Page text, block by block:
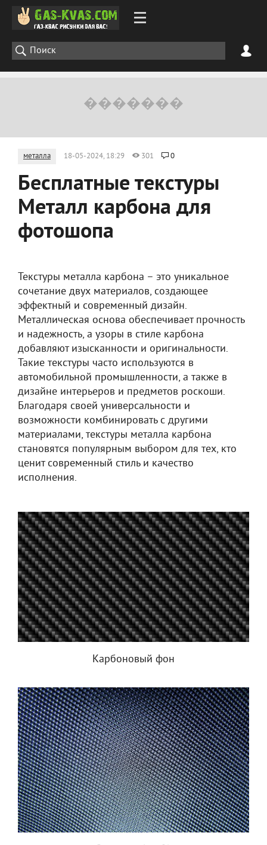
металла 18-05-2024, 18:29 301 0
Бесплатные текстуры
Металл карбона для
фотошопа
Текстуры металла карбона – это уникальное
сочетание двух материалов, создающее
эффектный и современный дизайн.
Металлическая основа обеспечивает прочность
и надежность, а узоры в стиле карбона
добавляют изысканности и оригинальности.
Такие текстуры часто используются в
автомобильной промышленности, а также в
дизайне интерьеров и предметов роскоши.
Благодаря своей универсальности и
возможности комбинировать с другими
материалами, текстуры металла карбона
становятся популярным выбором для тех, кто
ценит современный стиль и качество
исполнения.
Карбоновый фон